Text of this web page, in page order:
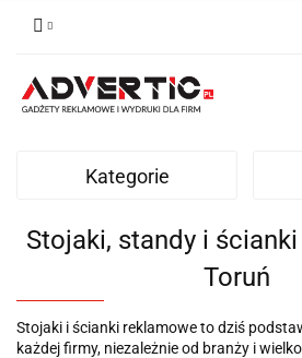
Kategorie
Stojaki, standy i
Toruń
Stojaki i ścianki reklamowe to dziś
każdej firmy, niezależnie od branży i